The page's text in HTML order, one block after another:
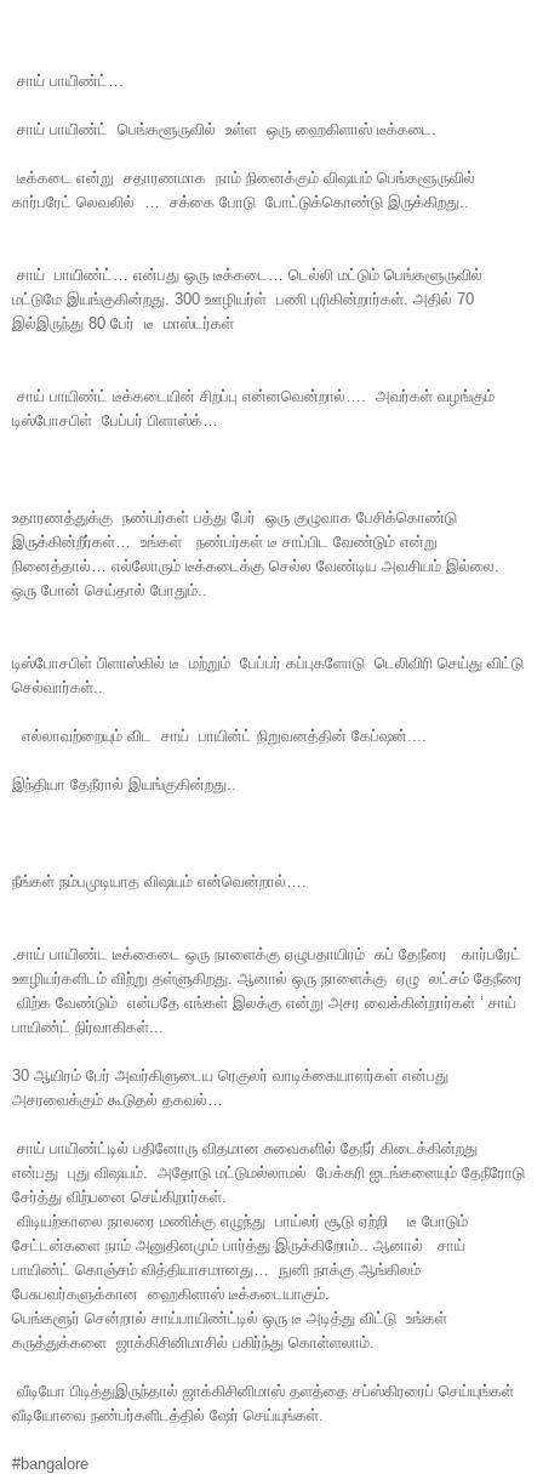
சாய் பாயிண்ட்…
சாய் பாயிண்ட் பெங்களூருவில் உள்ள ஒரு ஹைகிளாஸ் டீக்கடை.
டீக்கடை என்று சதாரணமாக நாம் நினைக்கும் விஷயம் பெங்களூருவில்
கார்பரேட் லெவலில் … சக்கை போடு போட்டுக்கொண்டு இருக்கிறது..
சாய் பாயிண்ட்… என்பது ஒரு டீக்கடை… டெல்லி மட்டும் பெங்களூருவில்
மட்டுமே இயங்குகின்றது. 300 ஊழியர்ள் பணி புரிகின்றார்கள். அதில் 70
இல்இருந்து 80 பேர் டீ மாஸ்டர்கள்
சாய் பாயிண்ட் டீக்கடையின் சிறப்பு என்னவென்றால்…. அவர்கள் வழங்கும்
டிஸ்போசபிள் பேப்பர் பிளாஸ்க்…
உதாரணத்துக்கு நண்பர்கள் பத்து பேர் ஒரு குழுவாக பேசிக்கொண்டு
இருக்கின்றீர்கள்… உங்கள் நண்பர்கள் டீ சாப்பிட வேண்டும் என்று
நினைத்தால்… எல்லோரும் டீக்கடைக்கு செல்ல வேண்டிய அவசியம் இல்லை.
ஒரு போன் செய்தால் போதும்..
டிஸ்போசபிள் பிளாஸ்கில் டீ மற்றும் பேப்பர் கப்புகளோடு டெலிவிரி செய்து விட்டு
செல்வார்கள்..
எல்லாவற்றையும் விட சாய் பாயின்ட் நிறுவனத்தின் கேப்ஷன்....
இந்தியா தேநீரால் இயங்குகின்றது..
நீங்கள் நம்பமுடியாத விஷயம் என்வென்றால்….
.சாய் பாயிண்ட டீக்கைடை ஒரு நாளைக்கு ஏழுபதாயிரம் கப் தேநீரை
கார்பரேட்
ஊழியர்களிடம் விற்று தள்ளுகிறது. ஆனால் ஒரு நாளைக்கு ஏழு லட்சம் தேநீரை
விற்க வேண்டும் என்பதே எங்கள் இலக்கு என்று அசர வைக்கின்றார்கள் ‘ சாய்
பாயிண்ட் நிர்வாகிகள்...
30 ஆயிரம் பேர் அவர்கிளுடைய ரெகுலர் வாடிக்கையாளர்கள் என்பது
அசரவைக்கும் கூடுதல் தகவல்…
சாய் பாயிண்ட்டில் பதினோரு விதமான சுவைகளில் தேநீர் கிடைக்கின்றது
என்பது புது விஷயம். அதோடு மட்டுமல்லாமல் பேக்கரி ஐடங்களையும் தேநீரோடு
சேர்த்து விற்பனை செய்கிறார்கள்.
விடியற்காலை நாலரை மணிக்கு எழுந்து பாய்லர் சூடு ஏற்றி
டீ போடும்
சேட்டன்களை நாம் அனுதினமும் பார்த்து இருக்கிறோம்.. ஆனால்
சாய்
பாயிண்ட் கொஞ்சம் வித்தியாசமானது…
நுனி நாக்கு ஆங்கிலம்
பேசுபவர்களுக்கான ஹைகிளாஸ் டீக்கடையாகும்.
பெங்களூர் சென்றால் சாய்பாயிண்ட்டில் ஒரு டீ அடித்து விட்டு உங்கள்
கருத்துக்களை ஜாக்கிசினிமாசில் பகிர்ந்து கொள்ளலாம்.
வீடியோ பிடித்துஇருந்தால் ஜாக்கிசினிமாஸ் தளத்தை சப்ஸ்கிரரைப் செய்யுங்கள்
வீடியோவை நண்பர்களிடத்தில் ஷேர் செய்யுங்கள்.
#bangalore